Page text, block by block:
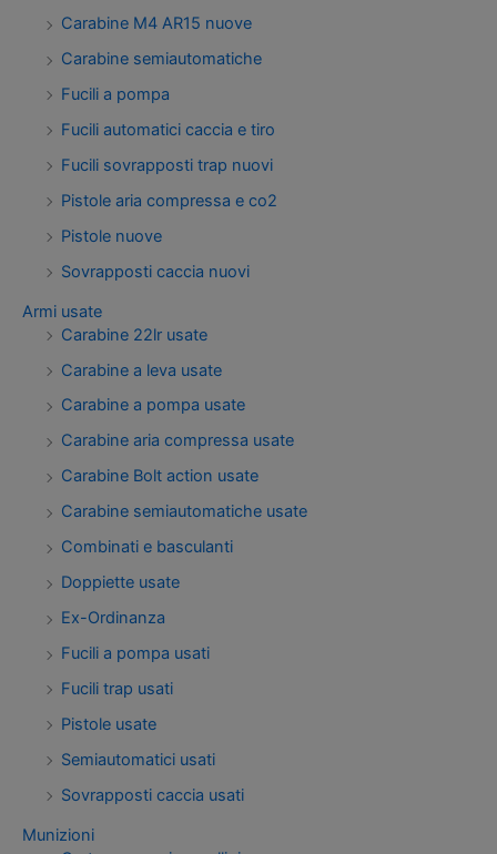
Carabine M4 AR15 nuove
Carabine semiautomatiche
Fucili a pompa
Fucili automatici caccia e tiro
Fucili sovrapposti trap nuovi
Pistole aria compressa e co2
Pistole nuove
Sovrapposti caccia nuovi
Armi usate
Carabine 22lr usate
Carabine a leva usate
Carabine a pompa usate
Carabine aria compressa usate
Carabine Bolt action usate
Carabine semiautomatiche usate
Combinati e basculanti
Doppiette usate
Ex-Ordinanza
Fucili a pompa usati
Fucili trap usati
Pistole usate
Semiautomatici usati
Sovrapposti caccia usati
Munizioni